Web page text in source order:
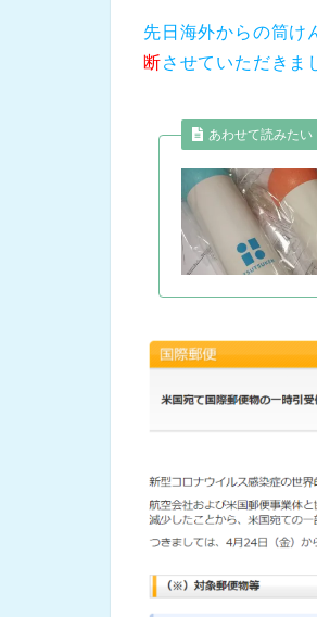
先日海外からの筒け
断させていただきま
あわせて読みたい